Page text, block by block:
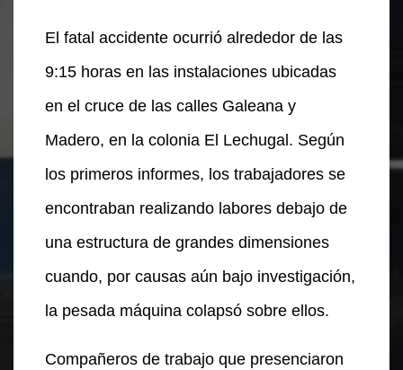
El fatal accidente ocurrió alrededor de las
9:15 horas en las instalaciones ubicadas
en el cruce de las calles Galeana y
Madero, en la colonia El Lechugal. Según
los primeros informes, los trabajadores se
encontraban realizando labores debajo de
una estructura de grandes dimensiones
cuando, por causas aún bajo investigación,
la pesada máquina colapsó sobre ellos.
Compañeros de trabajo que presenciaron